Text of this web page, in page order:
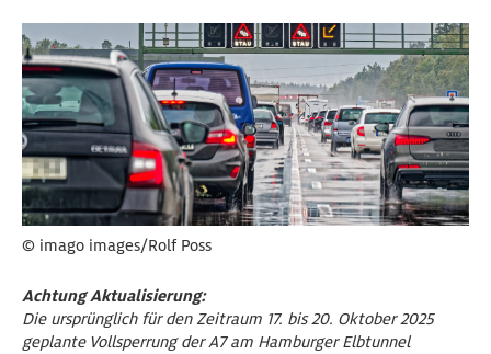
© imago images/Rolf Poss
Achtung Aktualisierung:
Die ursprünglich für den Zeitraum 17. bis 20. Oktober 2025
geplante Vollsperrung der A7 am Hamburger Elbtunnel